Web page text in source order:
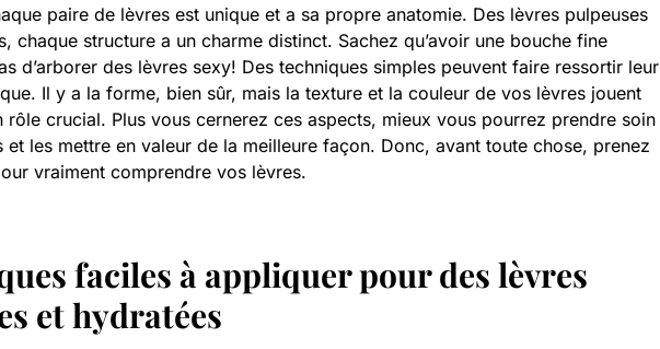
paire de lèvres est unique et a sa propre anatomie. Des lèvres pulpeuses
chaque structure a un charme distinct. Sachez qu’avoir une bouche fine
d’arborer des lèvres sexy! Des techniques simples peuvent faire ressortir leur
Il y a la forme, bien sûr, mais la texture et la couleur de vos lèvres jouent
rôle crucial. Plus vous cernerez ces aspects, mieux vous pourrez prendre soin
et les mettre en valeur de la meilleure façon. Donc, avant toute chose, prenez
vraiment comprendre vos lèvres.
faciles à appliquer pour des lèvres
et hydratées